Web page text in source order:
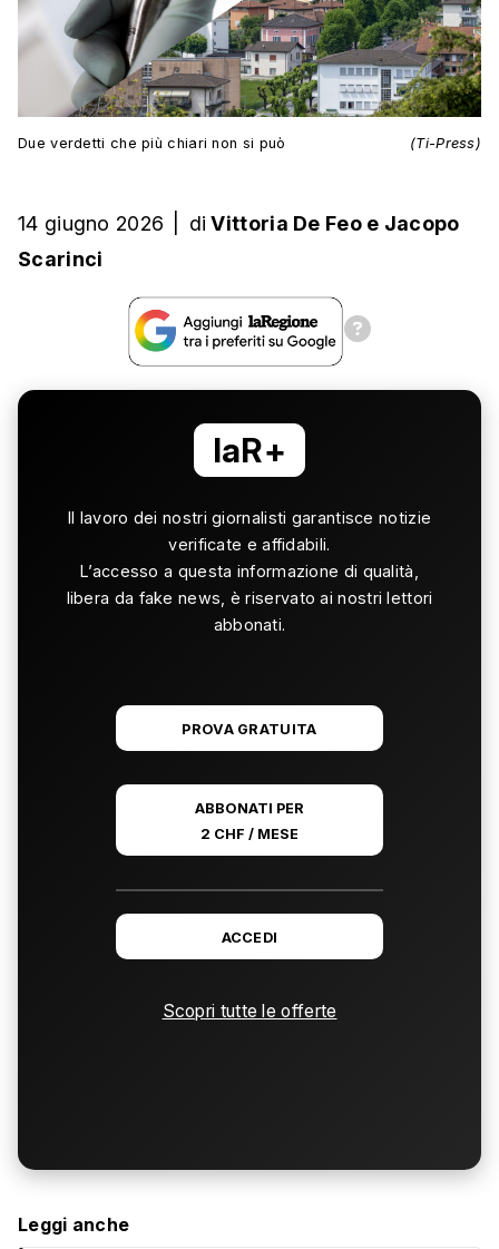
Due verdetti che più chiari non si può (Ti-Press)
14 giugno 2026 di Vittoria De Feoe Jacopo
Scarinci
laR+
Il lavoro dei nostri giornalisti garantisce notizie
verificate e affidabili.
L’accesso a questa informazione di qualità,
libera da fake news, è riservato ai nostri lettori
abbonati.
PROVA GRATUITA
ABBONATI PER
2 CHF / MESE
ACCEDI
Scopri tutte le offerte
Leggi anche